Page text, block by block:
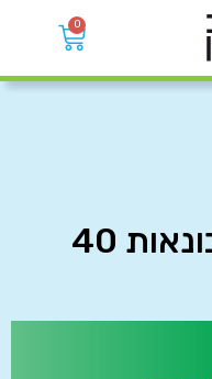
0
מלכרים – תקן חשבונאות 40